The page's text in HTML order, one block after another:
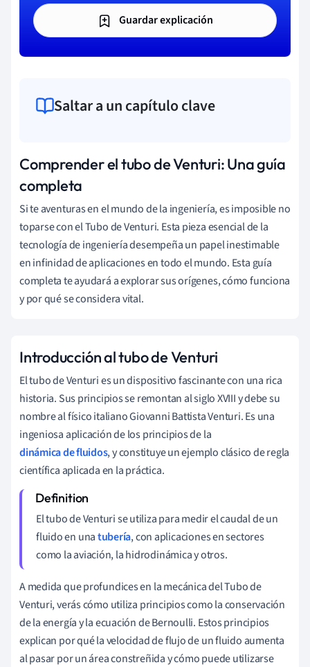
Guardar explicación
Saltar a un capítulo clave
Comprender el tubo de Venturi: Una guía
completa
Si te aventuras en el mundo de la ingeniería, es imposible no
toparse con el Tubo de Venturi. Esta pieza esencial de la
tecnología de ingeniería desempeña un papel inestimable
en infinidad de aplicaciones en todo el mundo. Esta guía
completa te ayudará a explorar sus orígenes, cómo funciona
y por qué se considera vital.
Introducción al tubo de Venturi
El tubo de Venturi es un dispositivo fascinante con una rica
historia. Sus principios se remontan al siglo XVIII y debe su
nombre al físico italiano Giovanni Battista Venturi. Es una
ingeniosa aplicación de los principios de la
dinámica de fluidos, y constituye un ejemplo clásico de regla
científica aplicada en la práctica.
El tubo de Venturi se utiliza para medir el caudal de un
fluido en unatubería, con aplicaciones en sectores
como la aviación, la hidrodinámica y otros.
A medida que profundices en la mecánica del Tubo de
Venturi, verás cómo utiliza principios como la conservación
de la energía y la ecuación de Bernoulli. Estos principios
explican por qué la velocidad de flujo de un fluido aumenta
al pasar por un área constreñida y cómo puede utilizarse